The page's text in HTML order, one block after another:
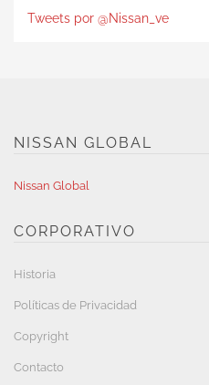
Tweets por @Nissan_ve
NISSAN GLOBAL
Nissan Global
CORPORATIVO
Historia
Políticas de Privacidad
Copyright
Contacto